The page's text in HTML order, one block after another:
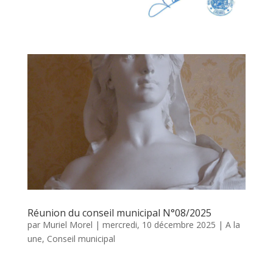
Réunion du conseil municipal N°08/2025
par Muriel Morel | mercredi, 10 décembre 2025 | A la
une, Conseil municipal